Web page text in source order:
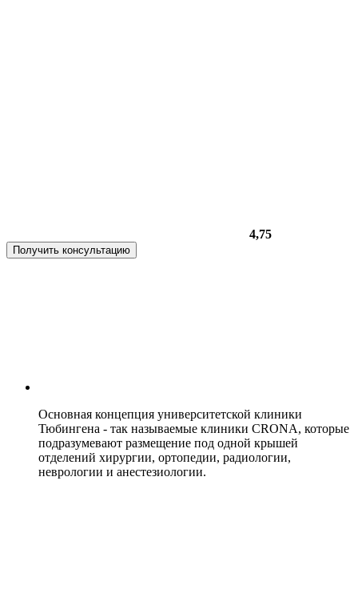
4,75
Получить консультацию
Основная концепция университетской клиники
Тюбингена - так называемые клиники CRONA, которые
подразумевают размещение под одной крышей
отделений хирургии, ортопедии, радиологии,
неврологии и анестезиологии.